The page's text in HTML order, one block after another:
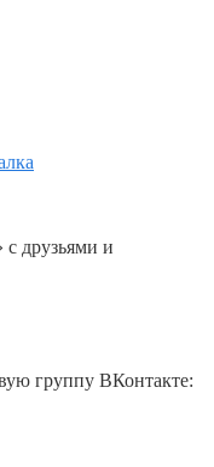
друзьями и
группу ВКонтакте: